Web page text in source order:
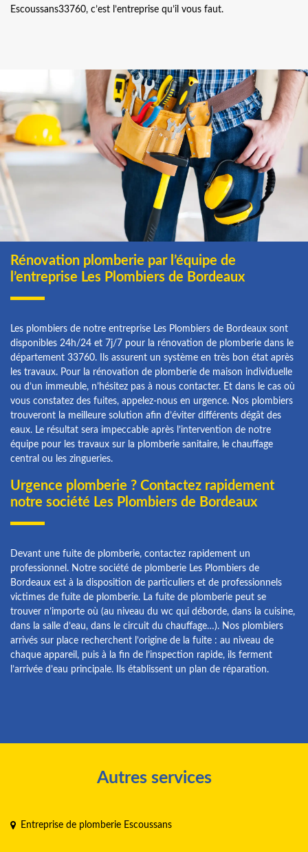
Escoussans33760, c’est l’entreprise qu’il vous faut.
Rénovation plomberie par l’équipe de
l’entreprise Les Plombiers de Bordeaux
Les plombiers de notre entreprise Les Plombiers de Bordeaux sont
disponibles 24h/24 et 7j/7 pour la rénovation de plomberie dans le
département 33760. Ils assurent un système en très bon état après
les travaux. Pour la rénovation de plomberie de maison individuelle
ou d’un immeuble, n’hésitez pas à nous contacter. Et dans le cas où
vous constatez des fuites, appelez-nous en urgence. Nos plombiers
trouveront la meilleure solution afin d’éviter différents dégât des
eaux. Le résultat sera impeccable après l’intervention de notre
équipe pour les travaux sur la plomberie sanitaire, le chauffage
central ou les zingueries.
Urgence plomberie ? Contactez rapidement
notre société Les Plombiers de Bordeaux
Devant une fuite de plomberie, contactez rapidement un
professionnel. Notre société de plomberie Les Plombiers de
Bordeaux est à la disposition de particuliers et de professionnels
victimes de fuite de plomberie. La fuite de plomberie peut se
trouver n’importe où (au niveau du wc qui déborde, dans la cuisine,
dans la salle d’eau, dans le circuit du chauffage…). Nos plombiers
arrivés sur place recherchent l’origine de la fuite : au niveau de
chaque appareil, puis à la fin de l’inspection rapide, ils ferment
l’arrivée d’eau principale. Ils établissent un plan de réparation.
Autres services
Entreprise de plomberie Escoussans